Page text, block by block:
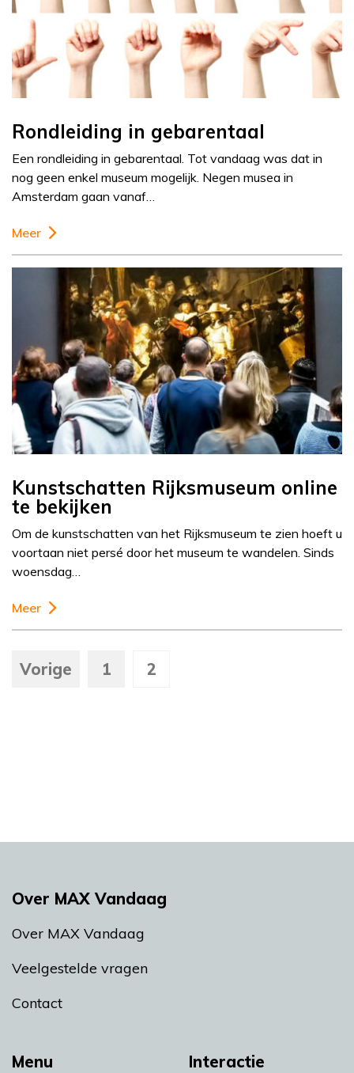
Rondleiding in gebarentaal
Een rondleiding in gebarentaal. Tot vandaag was dat in
nog geen enkel museum mogelijk. Negen musea in
Amsterdam gaan vanaf…
Meer
Kunstschatten Rijksmuseum online
te bekijken
Om de kunstschatten van het Rijksmuseum te zien hoeft u
voortaan niet persé door het museum te wandelen. Sinds
woensdag…
Meer
Vorige 1 2
Menu Interactie
Over MAX Vandaag
Over MAX Vandaag
Veelgestelde vragen
Contact